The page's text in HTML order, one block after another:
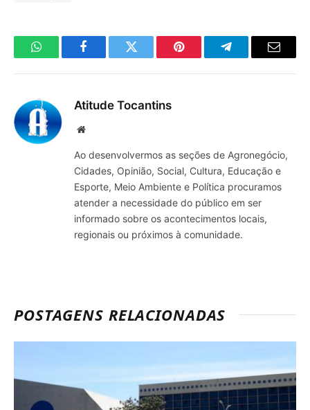
WhatsAppFacebookTwitter Pinterest TelegramaE-
Atitude Tocantins
Site
Ao desenvolvermos as seções de Agronegócio,
Cidades, Opinião, Social, Cultura, Educação e
Esporte, Meio Ambiente e Política procuramos
atender a necessidade do público em ser
informado sobre os acontecimentos locais,
regionais ou próximos à comunidade.
POSTAGENS RELACIONADAS